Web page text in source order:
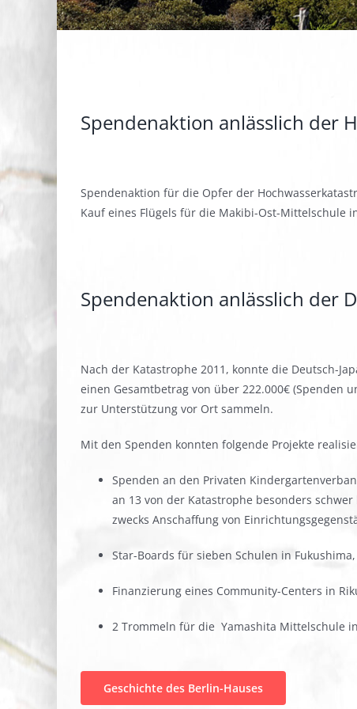
Spendenaktion anlässlich der
Spendenaktion für die Opfer der
Kauf eines Flügels für die Makibi-Ost-Mittelschule
Spendenaktion anlässlich der
Nach der Katastrophe 2011, konnte die Deutsch-
einen Gesamtbetrag von über 222.000€ (Spenden
zur Unterstützung vor Ort sammeln.
Mit den Spenden konnten folgende Projekte
Spenden an den Privaten
an 13 von der Katastrophe besonders
zwecks Anschaffung von
Star-Boards für sieben Schulen in
Finanzierung eines Community-Centers in
2 Trommeln für die Yamashita Mittelschule
Geschichte des Berlin-Hauses